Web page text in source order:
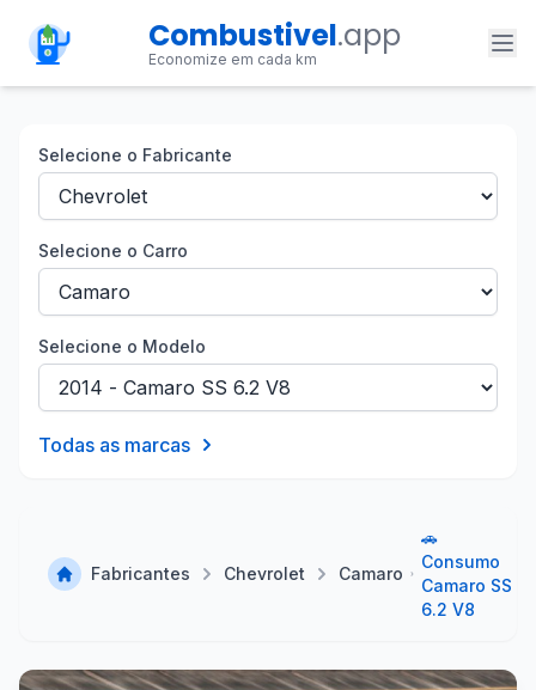
Combustivel.app
Economize em cada km
Selecione o Fabricante
Selecione o Carro
Selecione o Modelo
Todas as marcas
Fabricantes Chevrolet Camaro
🚗
Consumo
Camaro SS
6.2 V8